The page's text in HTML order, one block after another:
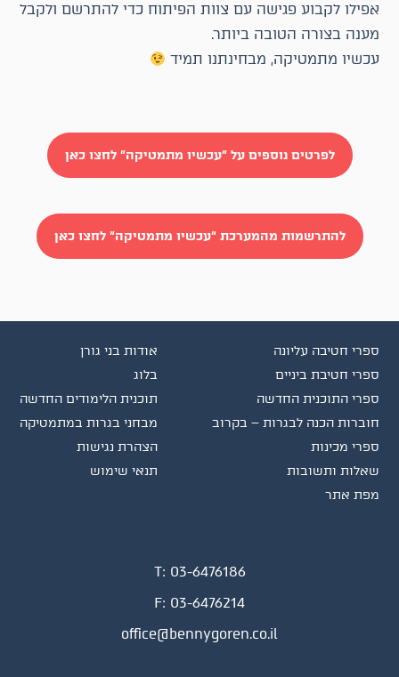
אפילו לקבוע פגישה עם צוות הפיתוח כדי להתרשם ולקבל
מענה בצורה הטובה ביותר.
עכשיו מתמטיקה, מבחינתנו תמיד
לפרטים נוספים על "עכשיו מתמטיקה" לחצו כאן
להתרשמות מהמערכת "עכשיו מתמטיקה" לחצו כאן
T: 03-6476186
F: 03-6476214
office@bennygoren.co.il
ספרי חטיבה עליונה
ספרי חטיבת ביניים
ספרי התוכנית החדשה
חוברות הכנה לבגרות – בקרוב
ספרי מכינות
שאלות ותשובות
מפת אתר
אודות בני גורן
בלוג
תוכנית הלימודים החדשה
מבחני בגרות במתמטיקה
הצהרת נגישות
תנאי שימוש